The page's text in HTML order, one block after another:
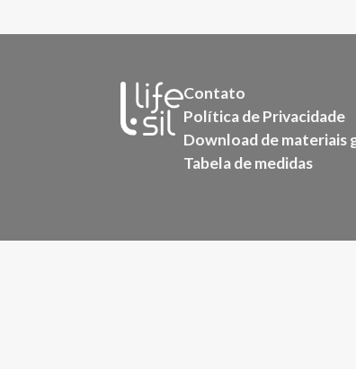
Contato
Política de Privacidade
Download de materiais
Tabela de medidas